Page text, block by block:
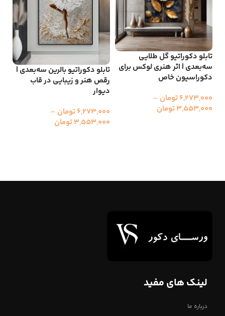
تابلو دکوراتیو گل طلایی
سه‌بعدی | اثر هنری لوکس برای
دکوراسیون خاص
6,273,000تومان –
3,553,000تومان
تابلو دکوراتیو بالرین سه‌بعدی |
رقص هنر و زیبایی در قاب
دیوار
6,273,000تومان –
3,553,000تومان
لینک های مفید
درباره ما